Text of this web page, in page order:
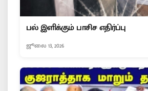
பல் இளிக்கும் பாசிச எதிர்ப்பு
ஜூலை 13, 2026